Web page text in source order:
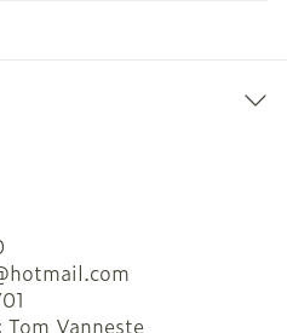
hotmail.com
Tom Vanneste